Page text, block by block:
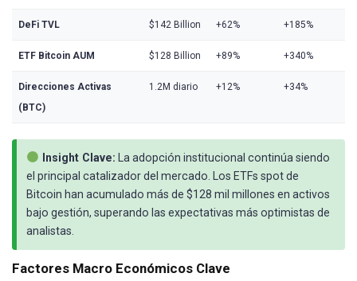
DeFi TVL $142 Billion +62% +185%
ETF Bitcoin AUM $128 Billion +89% +340%
Direcciones Activas
(BTC)
1.2M diario +12% +34%
Insight Clave: La adopción institucional continúa siendo
el principal catalizador del mercado. Los ETFs spot de
Bitcoin han acumulado más de $128 mil millones en activos
bajo gestión, superando las expectativas más optimistas de
analistas.
Factores Macro Económicos Clave